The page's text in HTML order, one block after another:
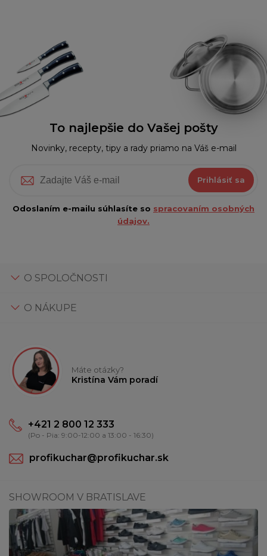
To najlepšie do Vašej pošty
Novinky, recepty, tipy a rady priamo na Váš e-mail
Prihlásiť sa
Odoslaním e-mailu súhlasíte so spracovaním osobných
údajov.
O SPOLOČNOSTI
O NÁKUPE
Máte otázky?
Kristína Vám poradí
+421 2 800 12 333
(Po - Pia: 9:00-12:00 a 13:00 - 16:30)
profikuchar@profikuchar.sk
SHOWROOM V BRATISLAVE